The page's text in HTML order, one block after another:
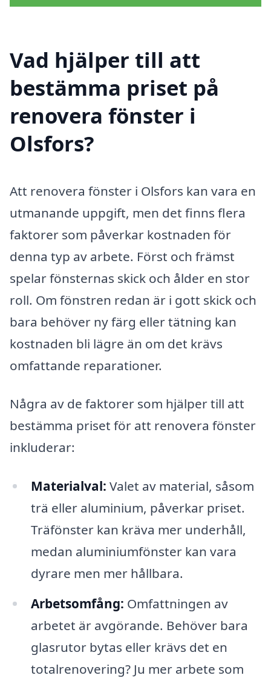
Vad hjälper till att
bestämma priset på
renovera fönster i
Olsfors?
Att renovera fönster i Olsfors kan vara en
utmanande uppgift, men det finns flera
faktorer som påverkar kostnaden för
denna typ av arbete. Först och främst
spelar fönsternas skick och ålder en stor
roll. Om fönstren redan är i gott skick och
bara behöver ny färg eller tätning kan
kostnaden bli lägre än om det krävs
omfattande reparationer.
Några av de faktorer som hjälper till att
bestämma priset för att renovera fönster
inkluderar:
Materialval: Valet av material, såsom
trä eller aluminium, påverkar priset.
Träfönster kan kräva mer underhåll,
medan aluminiumfönster kan vara
dyrare men mer hållbara.
Arbetsomfång: Omfattningen av
arbetet är avgörande. Behöver bara
glasrutor bytas eller krävs det en
totalrenovering? Ju mer arbete som